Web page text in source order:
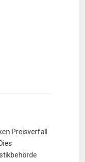
Preisverfall